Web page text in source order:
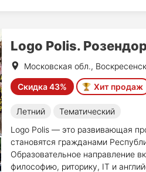
Logo Polis.
Московская обл., Воскресенск
Скидка 43% Хит продаж
Летний
Тематический
Logo Polis — это развивающая
становятся гражданами
Образовательное направление
философию, риторику, IT и